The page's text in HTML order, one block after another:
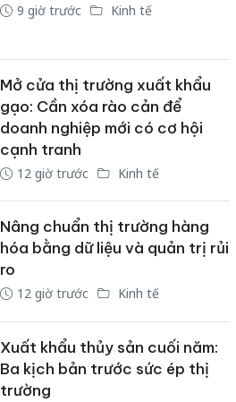
9 giờ trước Kinh tế
Mở cửa thị trường xuất khẩu
gạo: Cần xóa rào cản để
doanh nghiệp mới có cơ hội
cạnh tranh
12 giờ trước Kinh tế
Nâng chuẩn thị trường hàng
hóa bằng dữ liệu và quản trị rủi
ro
12 giờ trước Kinh tế
Xuất khẩu thủy sản cuối năm:
Ba kịch bản trước sức ép thị
trường